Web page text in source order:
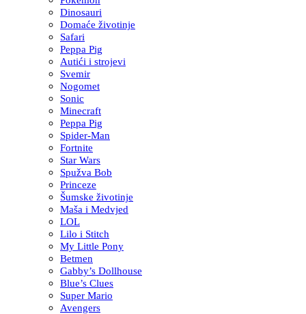
Dinosauri
Domaće životinje
Safari
Peppa Pig
Autići i strojevi
Svemir
Nogomet
Sonic
Minecraft
Peppa Pig
Spider-Man
Fortnite
Star Wars
Spužva Bob
Princeze
Šumske životinje
Maša i Medvjed
LOL
Lilo i Stitch
My Little Pony
Betmen
Gabby’s Dollhouse
Blue’s Clues
Super Mario
Avengers